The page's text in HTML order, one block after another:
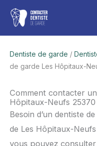
Aller
contenu
Dentiste de garde /
de garde Les Hôpitaux-
Comment contacter
Hôpitaux-Neufs 25370
Besoin d’un dentiste
de Les Hôpitaux-
vous pouvez